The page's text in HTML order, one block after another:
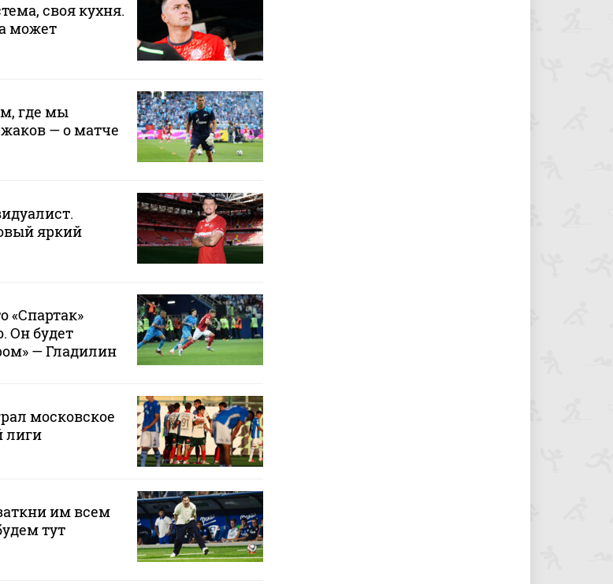
своя кухня.
может
где мы
— о матче
яркий
«Спартак»
Он будет
— Гладилин
московское
лиги
им всем
тут